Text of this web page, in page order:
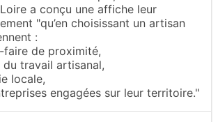
a conçu une affiche leur
"qu’en choisissant un artisan
:
faire de proximité,
du travail artisanal,
locale,
engagées sur leur territoire."